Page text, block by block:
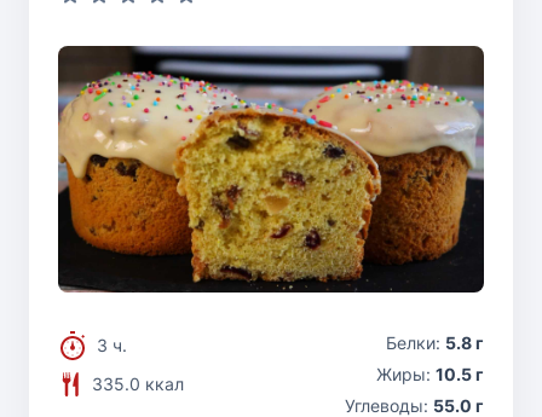
3 ч.
335.0 ккал
Белки: 5.8 г
Жиры: 10.5 г
Углеводы: 55.0 г